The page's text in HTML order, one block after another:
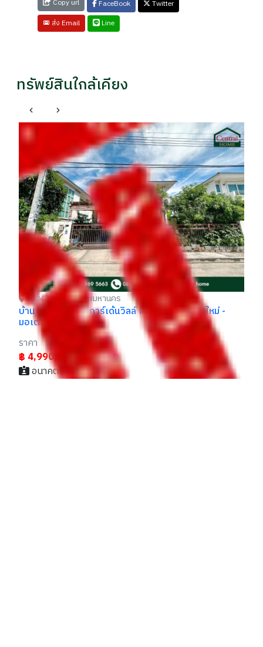
Copy url FaceBook
Twitter
ส่ง Email
Line
ทรัพย์สินใกล้เคียง
ลาดกระบัง กรุงเทพมหานคร
บ้านเดี่ยว ศุภาลัย การ์เด้นวิลล์ กรุงเทพกรีฑาตัดใหม่ -
มอเตอร์เวย์ ราคาถูก
ราคา
฿ 4,500,000฿4,750,000
อนาคต / 064xxxxx44